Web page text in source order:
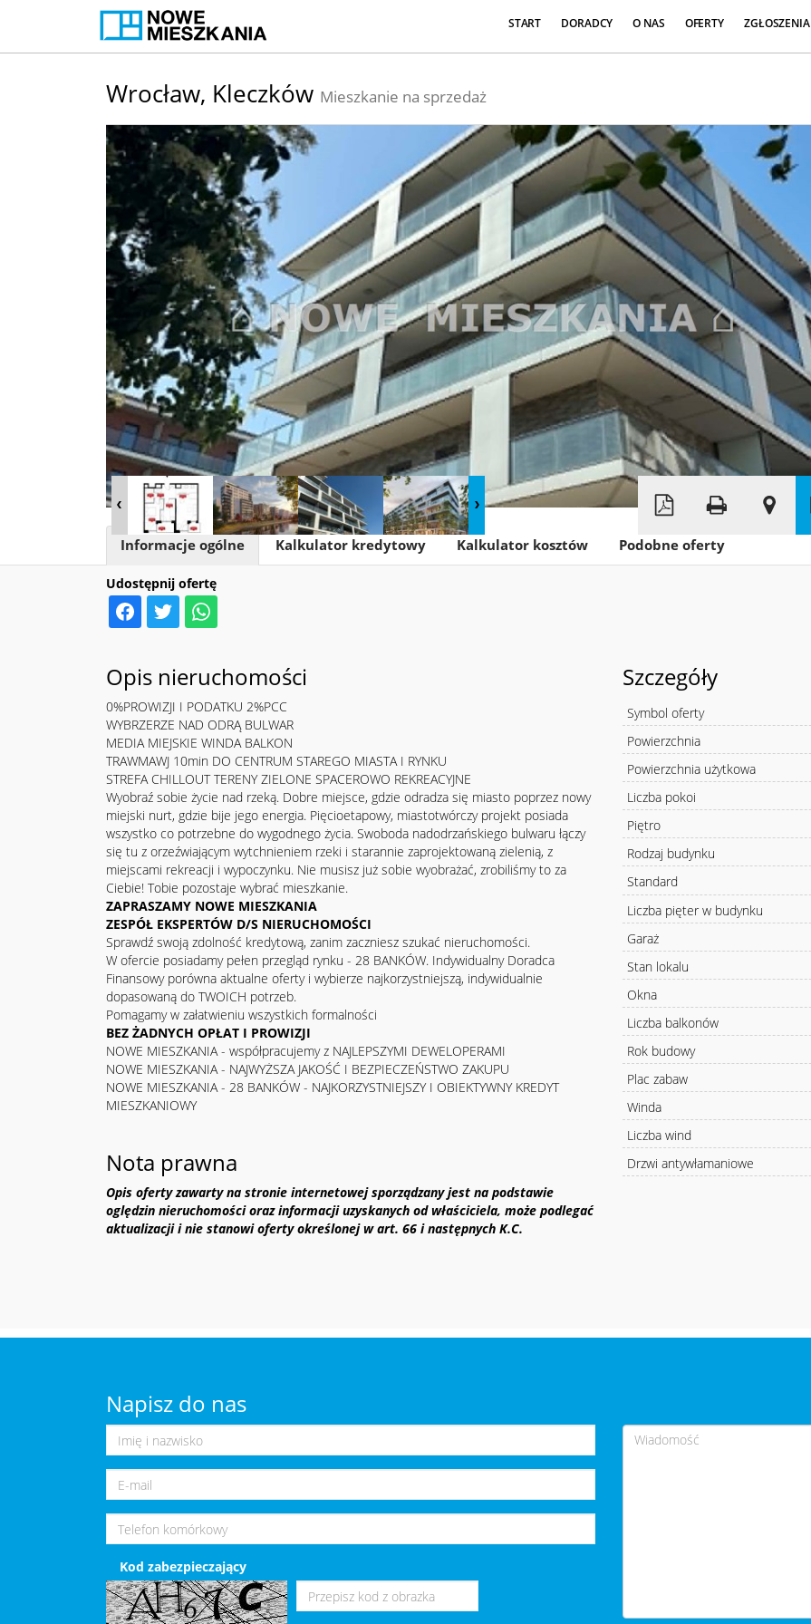
START DORADCY O NAS OFERTY ZGŁOSZENIA
Wrocław, Kleczków Mieszkanie na sprzedaż
+
Leaflet|© MapTiler ©OpenStreetMap
Udostępnij ofertę
Informacje ogólne Kalkulator kredytowy Kalkulator kosztów Podobne oferty
Opis nieruchomości
0%PROWIZJI I PODATKU 2%PCC
WYBRZERZE NAD ODRĄ BULWAR
MEDIA MIEJSKIE WINDA BALKON
TRAWMAWJ 10min DO CENTRUM STAREGO MIASTA I RYNKU
STREFA CHILLOUT TERENY ZIELONE SPACEROWO REKREACYJNE
Wyobraź sobie życie nad rzeką. Dobre miejsce, gdzie odradza się miasto poprzez nowy
miejski nurt, gdzie bije jego energia. Pięcioetapowy, miastotwórczy projekt posiada
wszystko co potrzebne do wygodnego życia. Swoboda nadodrzańskiego bulwaru łączy
się tu z orzeźwiającym wytchnieniem rzeki i starannie zaprojektowaną zielenią, z
miejscami rekreacji i wypoczynku. Nie musisz już sobie wyobrażać, zrobiliśmy to za
Ciebie! Tobie pozostaje wybrać mieszkanie.
ZAPRASZAMY NOWE MIESZKANIA
ZESPÓŁ EKSPERTÓW D/S NIERUCHOMOŚCI
Sprawdź swoją zdolność kredytową, zanim zaczniesz szukać nieruchomości.
W ofercie posiadamy pełen przegląd rynku - 28 BANKÓW. Indywidualny Doradca
Finansowy porówna aktualne oferty i wybierze najkorzystniejszą, indywidualnie
dopasowaną do TWOICH potrzeb.
Pomagamy w załatwieniu wszystkich formalności
BEZ ŻADNYCH OPŁAT I PROWIZJI
NOWE MIESZKANIA - współpracujemy z NAJLEPSZYMI DEWELOPERAMI
NOWE MIESZKANIA - NAJWYŻSZA JAKOŚĆ I BEZPIECZEŃSTWO ZAKUPU
NOWE MIESZKANIA - 28 BANKÓW - NAJKORZYSTNIEJSZY I OBIEKTYWNY KREDYT
MIESZKANIOWY
Nota prawna
Opis oferty zawarty na stronie internetowej sporządzany jest na podstawie
oględzin nieruchomości oraz informacji uzyskanych od właściciela, może podlegać
aktualizacji i nie stanowi oferty określonej w art. 66 i następnych K.C.
Szczegóły
Symbol oferty
Powierzchnia
Powierzchnia użytkowa
Liczba pokoi
Piętro
Rodzaj budynku
Standard
Liczba pięter w budynku
Garaż
Stan lokalu
Okna
Liczba balkonów
Rok budowy
Plac zabaw
Winda
Liczba wind
Drzwi antywłamaniowe
Napisz do nas
Kod zabezpieczający